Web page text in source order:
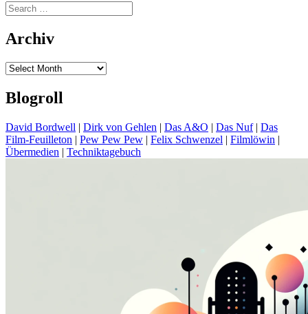
Search
for:
Archiv
Archiv
Blogroll
David Bordwell | Dirk von Gehlen | Das A&O | Das Nuf| Das
Film-Feuilleton | Pew Pew Pew | Felix Schwenzel | Filmlöwin |
Übermedien | Techniktagebuch